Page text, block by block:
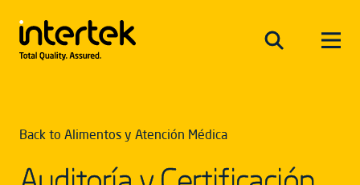
Back to Alimentos y Atención Médica